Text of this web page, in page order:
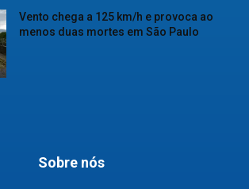
Vento chega a 125 km/h e provoca ao
menos duas mortes em São Paulo
Sobre nós